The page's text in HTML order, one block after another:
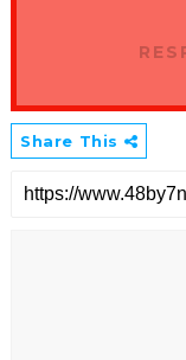
Share This